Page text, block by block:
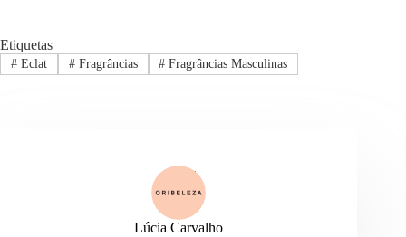
Etiquetas
#Eclat #Fragrâncias # Fragrâncias Masculinas
Lúcia Carvalho